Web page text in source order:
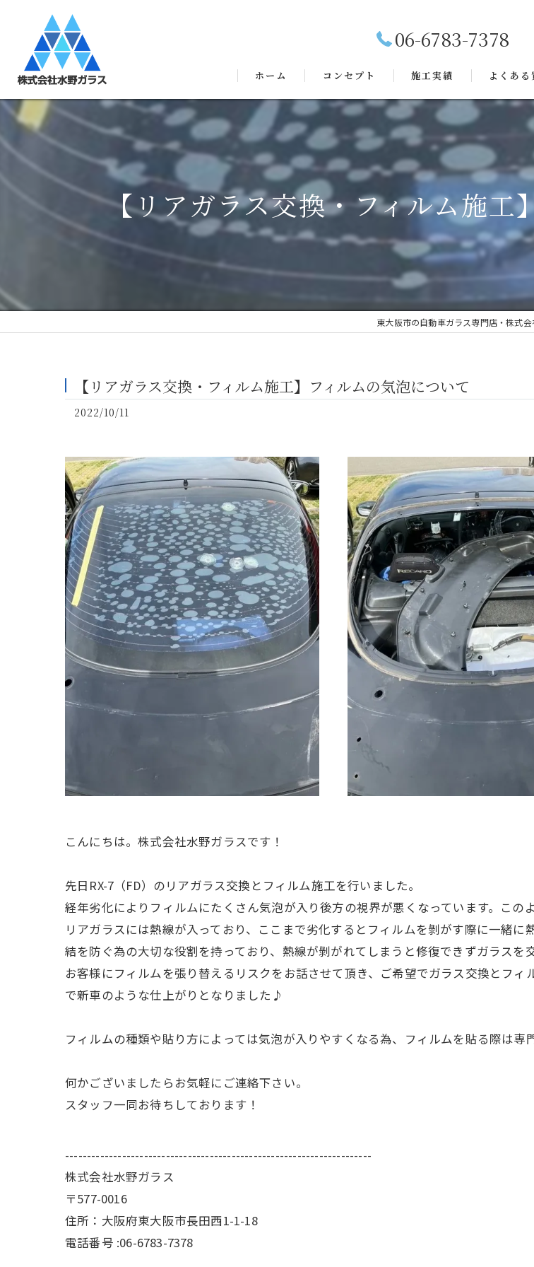
06-6783-7378
ホーム コンセプト 施工実績 よくある
【リアガラス交換・フィルム施工
東大阪市の自動車ガラス専門店・株式会
【リアガラス交換・フィルム施工】フィルムの気泡について
2022/10/11
こんにちは。株式会社水野ガラスです！
先日RX-7（FD）のリアガラス交換とフィルム施工を行いました。
経年劣化によりフィルムにたくさん気泡が入り後方の視界が悪くなっています。この
リアガラスには熱線が入っており、ここまで劣化するとフィルムを剝がす際に一緒
結を防ぐ為の大切な役割を持っており、熱線が剝がれてしまうと修復できずガラスを
お客様にフィルムを張り替えるリスクをお話させて頂き、ご希望でガラス交換とフ
で新車のような仕上がりとなりました♪
フィルムの種類や貼り方によっては気泡が入りやすくなる為、フィルムを貼る際は専
何かございましたらお気軽にご連絡下さい。
スタッフ一同お待ちしております！
----------------------------------------------------------------------
株式会社水野ガラス
〒577-0016
住所：大阪府東大阪市長田西1-1-18
電話番号 :06-6783-7378